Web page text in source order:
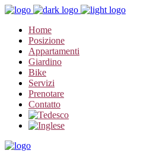
Home
Posizione
Appartamenti
Giardino
Bike
Servizi
Prenotare
Contatto